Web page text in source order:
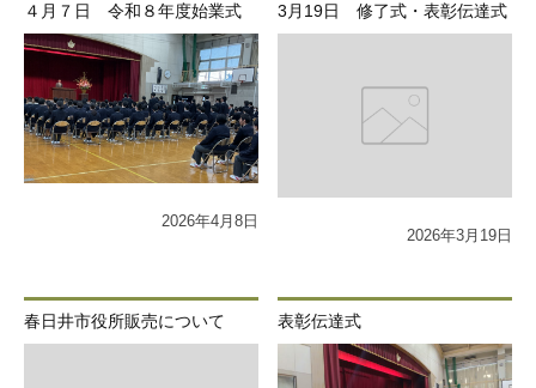
４月７日 令和８年度始業式
2026年4月8日
3月19日 修了式・表彰伝達式
2026年3月19日
春日井市役所販売について 表彰伝達式